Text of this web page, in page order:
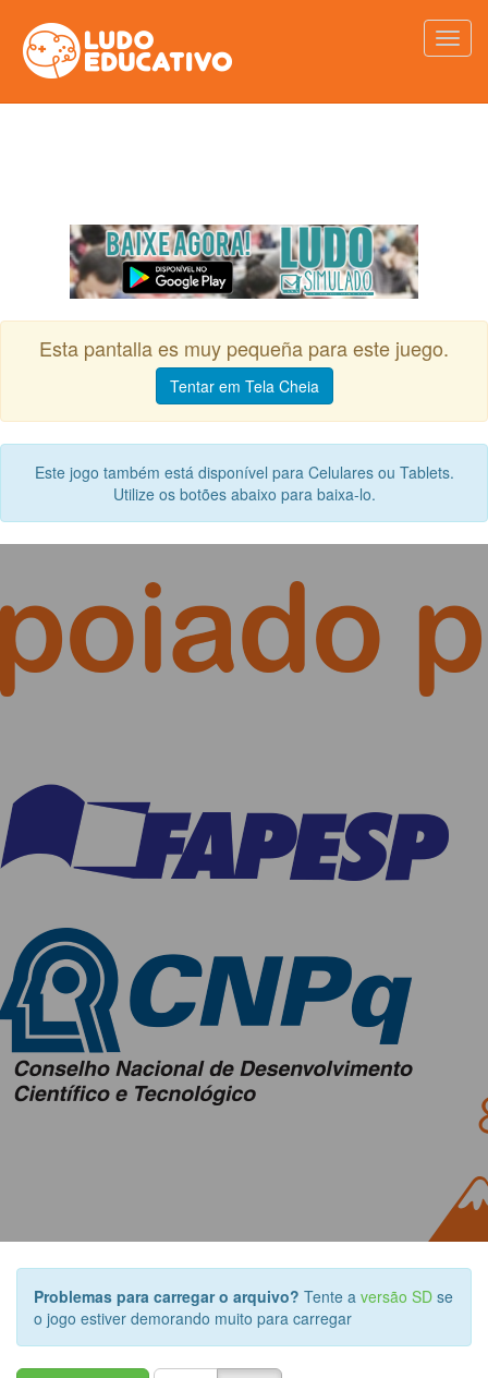
Esta pantalla es muy pequeña para este juego.
Tentar em Tela Cheia
Este jogo também está disponível para Celulares ou Tablets.
Utilize os botões abaixo para baixa-lo.
Problemas para carregar o arquivo? Tente a versão SD se
o jogo estiver demorando muito para carregar